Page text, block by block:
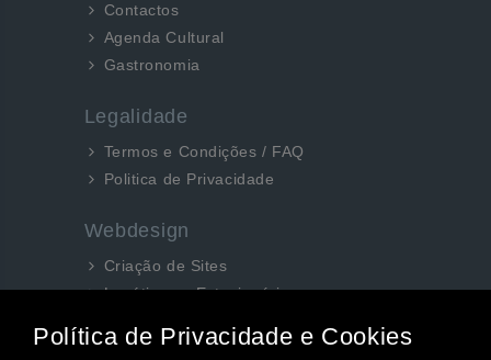
Contactos
Agenda Cultural
Gastronomia
Legalidade
Termos e Condições / FAQ
Politica de Privacidade
Webdesign
Criação de Sites
Logótipos e Estacionários